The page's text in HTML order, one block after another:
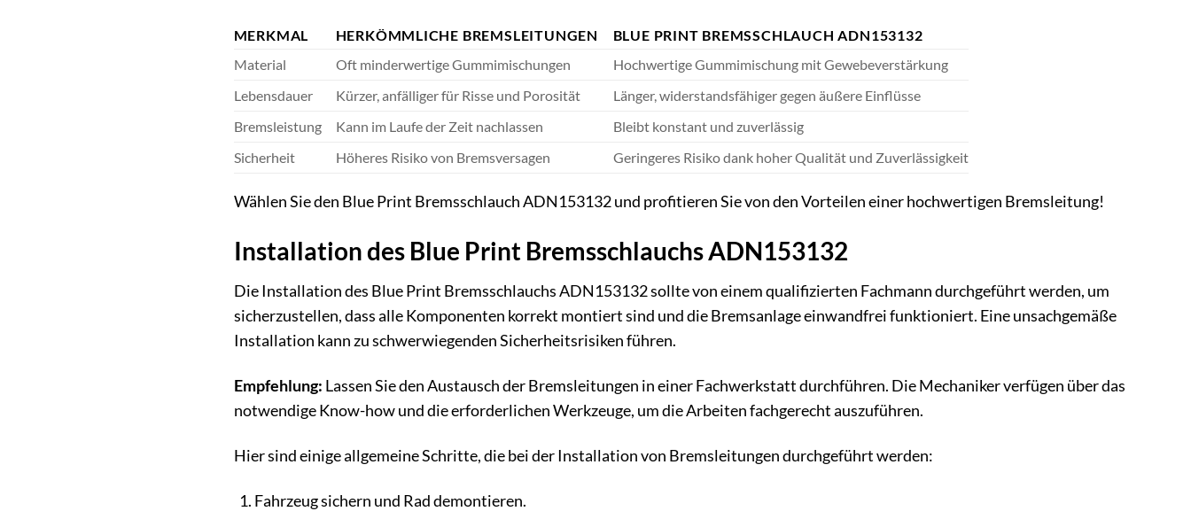
MERKMAL HERKÖMMLICHE BREMSLEITUNGEN
BLUE PRINT BREMSSCHLAUCH ADN153132
Material
Oft minderwertige Gummimischungen
Hochwertige Gummimischung mit Gewebeverstärkung
Lebensdauer
Kürzer, anfälliger für Risse und Porosität
Länger, widerstandsfähiger gegen äußere Einflüsse
Bremsleistung
Kann im Laufe der Zeit nachlassen
Bleibt konstant und zuverlässig
Sicherheit
Höheres Risiko von Bremsversagen Geringeres Risiko dank hoher Qualität und Zuverlässigkeit
Wählen Sie den Blue Print Bremsschlauch ADN153132 und profitieren Sie von den Vorteilen einer hochwertigen Bremsleitung!
Installation des Blue Print Bremsschlauchs ADN153132
Die Installation des Blue Print Bremsschlauchs ADN153132 sollte von einem qualifizierten Fachmann durchgeführt werden, um
sicherzustellen, dass alle Komponenten korrekt montiert sind und die Bremsanlage einwandfrei funktioniert. Eine unsachgemäße
Installation kann zu schwerwiegenden Sicherheitsrisiken führen.
Empfehlung: Lassen Sie den Austausch der Bremsleitungen in einer Fachwerkstatt durchführen. Die Mechaniker verfügen über das
notwendige Know-how und die erforderlichen Werkzeuge, um die Arbeiten fachgerecht auszuführen.
Hier sind einige allgemeine Schritte, die bei der Installation von Bremsleitungen durchgeführt werden:
Fahrzeug sichern und Rad demontieren.